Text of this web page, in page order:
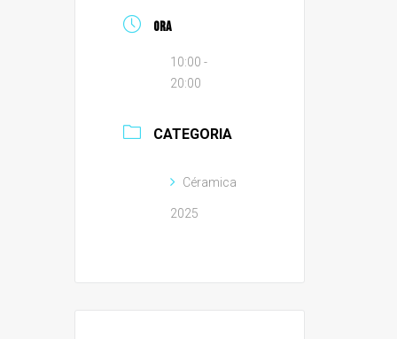
ORA
10:00 -
20:00
CATEGORIA
Céramica
2025